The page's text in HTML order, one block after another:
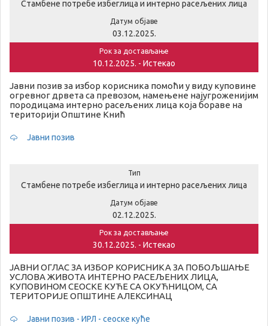
Стамбене потребе избеглица и интерно расељених лица
Датум објаве
03.12.2025.
Рок за достављање
10.12.2025. - Истекао
Јавни позив за избор корисника помоћи у виду куповине
огревног дрвета са превозом, намењене најугроженијим
породицама интерно расељених лица која бораве на
територији Општине Кнић
Јавни позив
Тип
Стамбене потребе избеглица и интерно расељених лица
Датум објаве
02.12.2025.
Рок за достављање
30.12.2025. - Истекао
ЈАВНИ ОГЛАС ЗА ИЗБОР КОРИСНИКА ЗА ПОБОЉШАЊЕ
УСЛОВА ЖИВОТА ИНТЕРНО РАСЕЉЕНИХ ЛИЦА,
КУПОВИНОМ СЕОСКЕ КУЋЕ СА ОКУЋНИЦОМ, СА
ТЕРИТОРИЈЕ ОПШТИНЕ АЛЕКСИНАЦ
Јавни позив - ИРЛ - сеоске куће